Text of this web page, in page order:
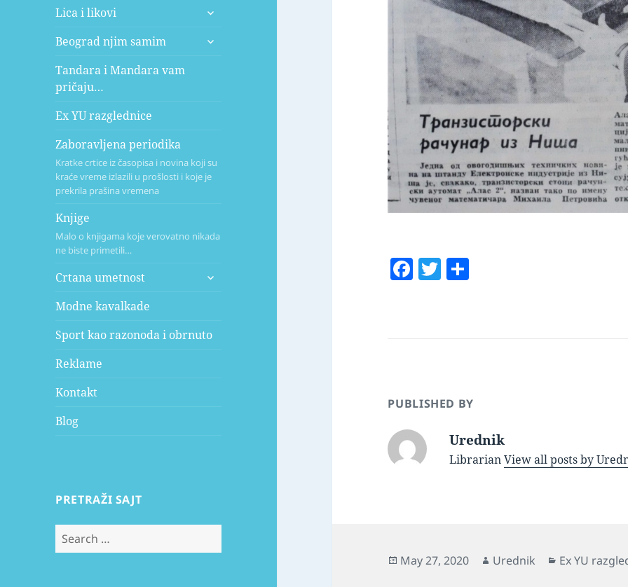
Lica i likovi
expand
menu
Beograd njim samim
expand
Tandara i Mandara vam
pričaju…
Ex YU razglednice
Zaboravljena periodika
Kratke crtice iz časopisa i novina koji su
kraće vreme izlazili u prošlosti i koje je
prekrila prašina vremena
Knjige
Malo o knjigama koje verovatno nikada
ne biste primetili…
Crtana umetnost
expand
Modne kavalkade
Sport kao razonoda i obrnuto
Reklame
Kontakt
Blog
PRETRAŽI SAJT
Search
for:
F
o
k
T
PUBLISHED BY
Urednik
LibrarianView all posts by
Posted
May 27, 2020 Author
Urednik Categories
Ex YU